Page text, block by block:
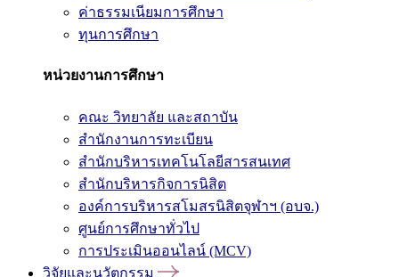
ค่าธรรมเนียมการศึกษา
ทุนการศึกษา
หน่วยงานการศึกษา
คณะ วิทยาลัย และสถาบัน
สำนักงานการทะเบียน
สำนักบริหารเทคโนโลยีสารสนเทศ
สำนักบริหารกิจการนิสิต
องค์การบริหารสโมสรนิสิตจุฬาฯ (อบจ.)
ศูนย์การศึกษาทั่วไป
การประเมินออนไลน์ (MCV)
วิจัยและนวัตกรรม